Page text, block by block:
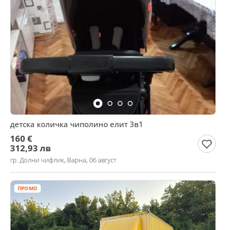
детска количка чиполино елит 3в1
160 €
312,93 лв
гр. Долни чифлик, Варна, 06 август
ПРОМО